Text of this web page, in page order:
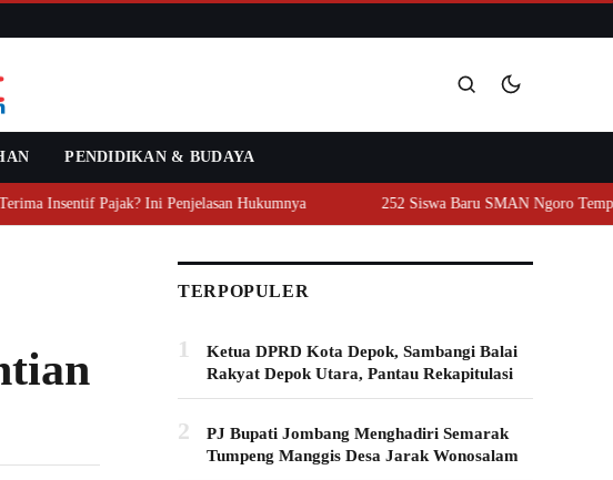
PENDIDIKAN & BUDAYA
Insentif Pajak? Ini Penjelasan Hukumnya 252 Siswa Baru SMAN Ngoro Tempa
TERPOPULER
1
Ketua DPRD Kota Depok, Sambangi Balai
Rakyat Depok Utara, Pantau Rekapitulasi
2
PJ Bupati Jombang Menghadiri Semarak
Tumpeng Manggis Desa Jarak Wonosalam